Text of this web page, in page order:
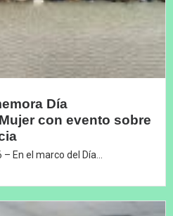
Día
con evento sobre
En el marco del Día...